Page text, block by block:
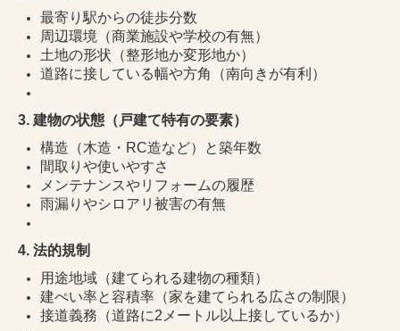
最寄り駅からの徒歩分数
周辺環境（商業施設や学校の有無）
土地の形状（整形地か変形地か）
道路に接している幅や方角（南向きが有利）
3. 建物の状態（戸建て特有の要素）
構造（木造・ RC造など）と築年数
間取りや使いやすさ
メンテナンスやリフォームの履歴
雨漏りやシロアリ被害の有無
4. 法的規制
用途地域（建てられる建物の種類）
建ぺい率と容積率（家を建てられる広さの制限）
接道義務（道路に2 メートル以上接しているか）